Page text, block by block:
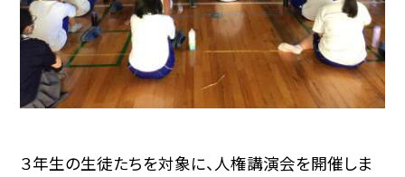
３年生の生徒たちを対象に、人権講演会を開催しま